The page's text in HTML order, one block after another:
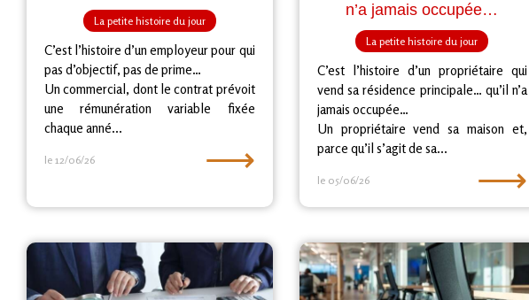
La petite histoire du jour
C’est l’histoire d’un employeur pour qui
pas d’objectif, pas de prime…
Un commercial, dont le contrat prévoit
une rémunération variable fixée
chaque anné...
le 12/06/26 ⟶
n’a jamais occupée…
La petite histoire du jour
C’est l’histoire d’un propriétaire qui
vend sa résidence principale… qu’il n’a
jamais occupée…
Un propriétaire vend sa maison et,
parce qu’il s’agit de sa...
le 05/06/26 ⟶